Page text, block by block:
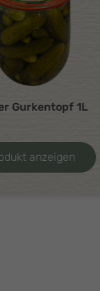
Gurkentopf III 1L
anzeigen